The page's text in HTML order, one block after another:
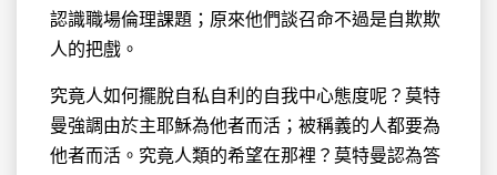
認識職場倫理課題；原來他們談召命不過是自欺欺
人的把戲。
究竟人如何擺脫自私自利的自我中心態度呢？莫特
曼強調由於主耶穌為他者而活；被稱義的人都要為
他者而活。究竟人類的希望在那裡？莫特曼認為答